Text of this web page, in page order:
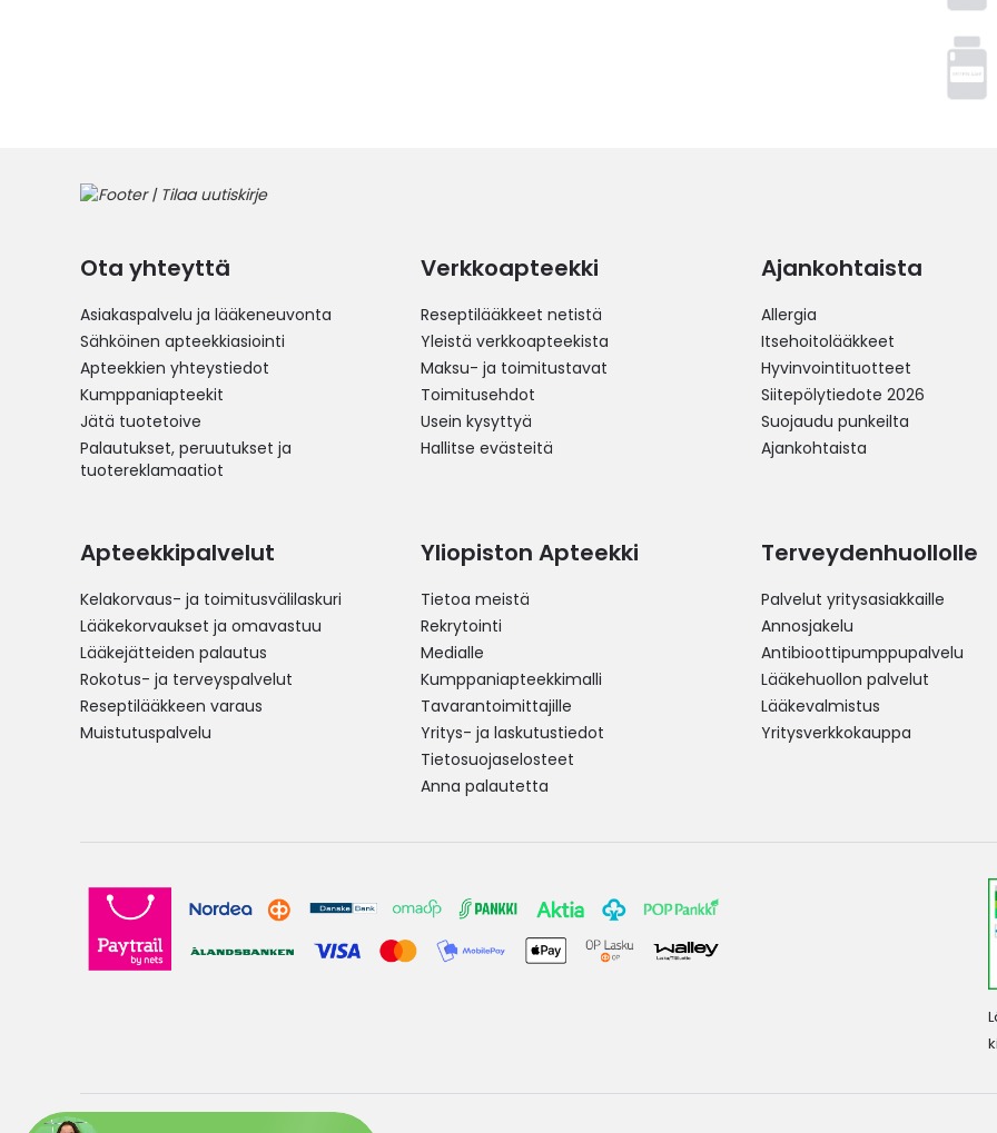
Ota yhteyttä
Asiakaspalvelu ja lääkeneuvonta
Sähköinen apteekkiasiointi
Apteekkien yhteystiedot
Kumppaniapteekit
Jätä tuotetoive
Palautukset, peruutukset ja
tuotereklamaatiot
Verkkoapteekki
Reseptilääkkeet netistä
Yleistä verkkoapteekista
Maksu- ja toimitustavat
Toimitusehdot
Usein kysyttyä
Hallitse evästeitä
Ajankohtaista
Allergia
Itsehoitolääkkeet
Hyvinvointituotteet
Siitepölytiedote 2026
Suojaudu punkeilta
Ajankohtaista
Apteekkipalvelut
Kelakorvaus- ja toimitusvälilaskuri
Lääkekorvaukset ja omavastuu
Lääkejätteiden palautus
Rokotus- ja terveyspalvelut
Reseptilääkkeen varaus
Muistutuspalvelu
Yliopiston Apteekki
Tietoa meistä
Rekrytointi
Medialle
Kumppaniapteekkimalli
Tavarantoimittajille
Yritys- ja laskutustiedot
Tietosuojaselosteet
Anna palautetta
Terveydenhuollolle
Palvelut yritysasiakkaille
Annosjakelu
Antibioottipumppupalvelu
Lääkehuollon palvelut
Lääkevalmistus
Yritysverkkokauppa